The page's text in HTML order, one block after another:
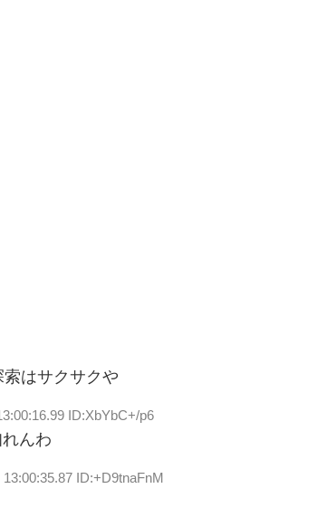
はサクサクや
ID:XbYbC+/p6
んわ
ID:+D9tnaFnM